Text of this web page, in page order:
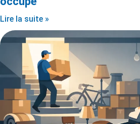
Lire la suite »